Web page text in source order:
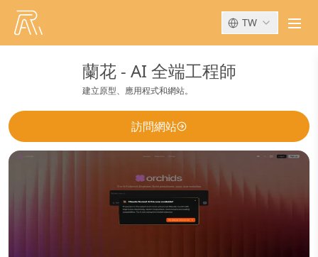
TW
蘭花 - AI 全端工程師
建立原型、應用程式和網站。
訪問網站